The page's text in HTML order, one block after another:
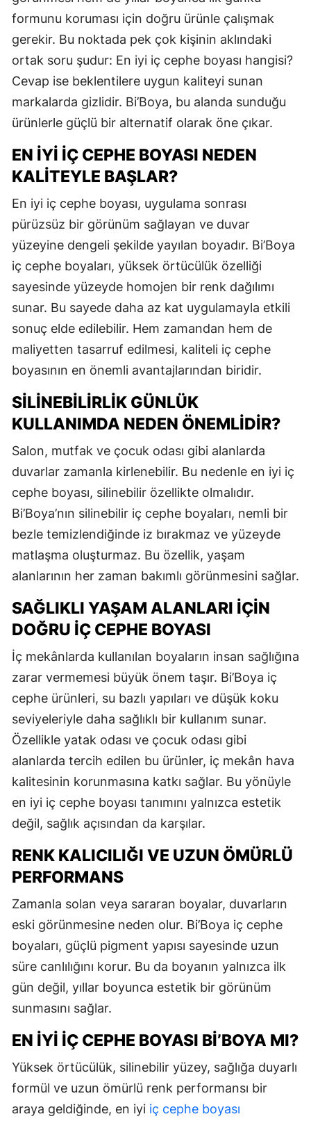
formunu koruması için doğru ürünle çalışmak
gerekir. Bu noktada pek çok kişinin aklındaki
ortak soru şudur: En iyi iç cephe boyası hangisi?
Cevap ise beklentilere uygun kaliteyi sunan
markalarda gizlidir. Bi’Boya, bu alanda sunduğu
ürünlerle güçlü bir alternatif olarak öne çıkar.
EN İYI İÇ CEPHE BOYASI NEDEN
KALITEYLE BAŞLAR?
En iyi iç cephe boyası, uygulama sonrası
pürüzsüz bir görünüm sağlayan ve duvar
yüzeyine dengeli şekilde yayılan boyadır. Bi’Boya
iç cephe boyaları, yüksek örtücülük özelliği
sayesinde yüzeyde homojen bir renk dağılımı
sunar. Bu sayede daha az kat uygulamayla etkili
sonuç elde edilebilir. Hem zamandan hem de
maliyetten tasarruf edilmesi, kaliteli iç cephe
boyasının en önemli avantajlarından biridir.
SILINEBILIRLIK GÜNLÜK
KULLANIMDA NEDEN ÖNEMLIDIR?
Salon, mutfak ve çocuk odası gibi alanlarda
duvarlar zamanla kirlenebilir. Bu nedenle en iyi iç
cephe boyası, silinebilir özellikte olmalıdır.
Bi’Boya’nın silinebilir iç cephe boyaları, nemli bir
bezle temizlendiğinde iz bırakmaz ve yüzeyde
matlaşma oluşturmaz. Bu özellik, yaşam
alanlarının her zaman bakımlı görünmesini sağlar.
SAĞLIKLI YAŞAM ALANLARI İÇIN
DOĞRU İÇ CEPHE BOYASI
İç mekânlarda kullanılan boyaların insan sağlığına
zarar vermemesi büyük önem taşır. Bi’Boya iç
cephe ürünleri, su bazlı yapıları ve düşük koku
seviyeleriyle daha sağlıklı bir kullanım sunar.
Özellikle yatak odası ve çocuk odası gibi
alanlarda tercih edilen bu ürünler, iç mekân hava
kalitesinin korunmasına katkı sağlar. Bu yönüyle
en iyi iç cephe boyası tanımını yalnızca estetik
değil, sağlık açısından da karşılar.
RENK KALICILIĞI VE UZUN ÖMÜRLÜ
PERFORMANS
Zamanla solan veya sararan boyalar, duvarların
eski görünmesine neden olur. Bi’Boya iç cephe
boyaları, güçlü pigment yapısı sayesinde uzun
süre canlılığını korur. Bu da boyanın yalnızca ilk
gün değil, yıllar boyunca estetik bir görünüm
sunmasını sağlar.
EN İYI İÇ CEPHE BOYASI BI’BOYA MI?
Yüksek örtücülük, silinebilir yüzey, sağlığa duyarlı
formül ve uzun ömürlü renk performansı bir
araya geldiğinde, en iyi iç cephe boyası